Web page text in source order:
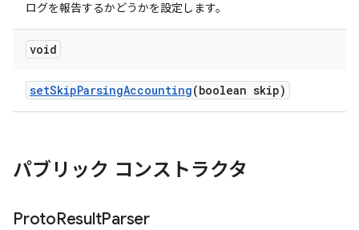
ログを報告するかどうかを設定します。
void
setSkipParsingAccounting(boolean skip)
パブリック コンストラクタ
ProtoResultParser